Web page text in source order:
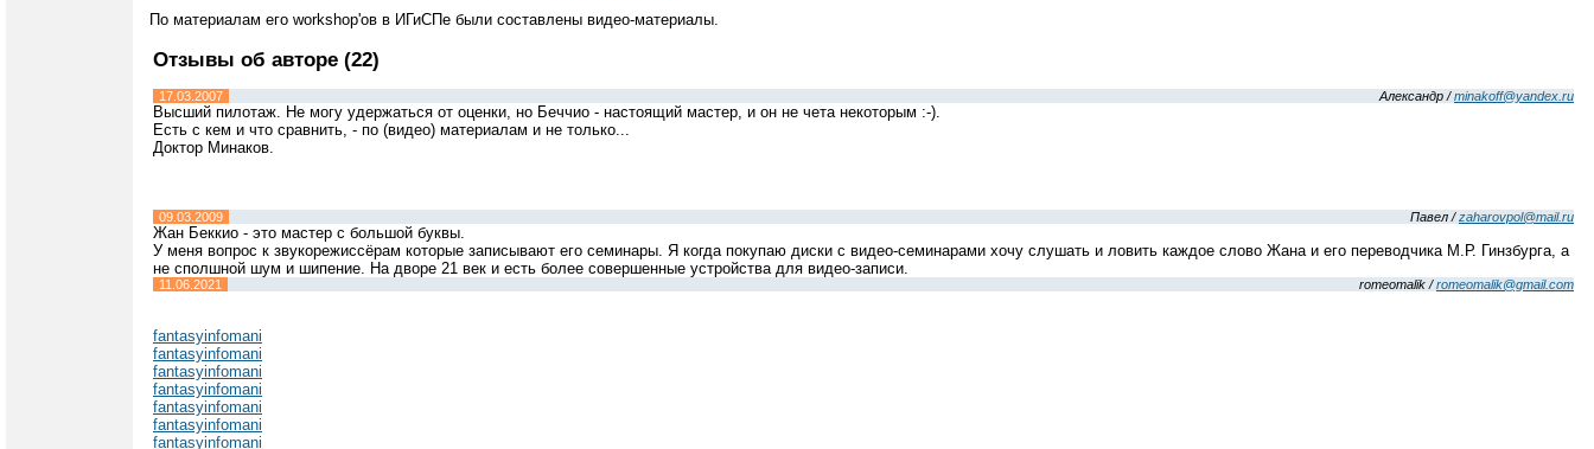
По материалам его workshop'ов в ИГиСПе были составлены видео-материалы.
Отзывы об авторе (22)
17.03.2007 Александр /minakoff@yandex.ru
Высший пилотаж. Не могу удержаться от оценки, но Беччио - настоящий мастер, и он не чета некоторым :-).
Есть с кем и что сравнить, - по (видео) материалам и не только...
Доктор Минаков.
09.03.2009 Павел /zaharovpol@mail.ru
Жан Беккио - это мастер с большой буквы.
У меня вопрос к звукорежиссёрам которые записывают его семинары. Я когда покупаю диски с видео-семинарами хочу слушать и ловить каждое слово Жана и его переводчика М.Р. Гинзбурга, а
не сполшной шум и шипение. На дворе 21 век и есть более совершенные устройства для видео-записи.
11.06.2021 romeomalik /romeomalik@gmail.com
fantasyinfomani
fantasyinfomani
fantasyinfomani
fantasyinfomani
fantasyinfomani
fantasyinfomani
fantasyinfomani